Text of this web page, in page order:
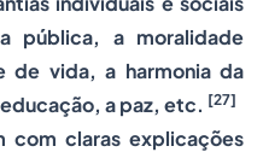
pública, a moralidade
de vida, a harmonia da
a paz, etc. [27]
com claras explicações